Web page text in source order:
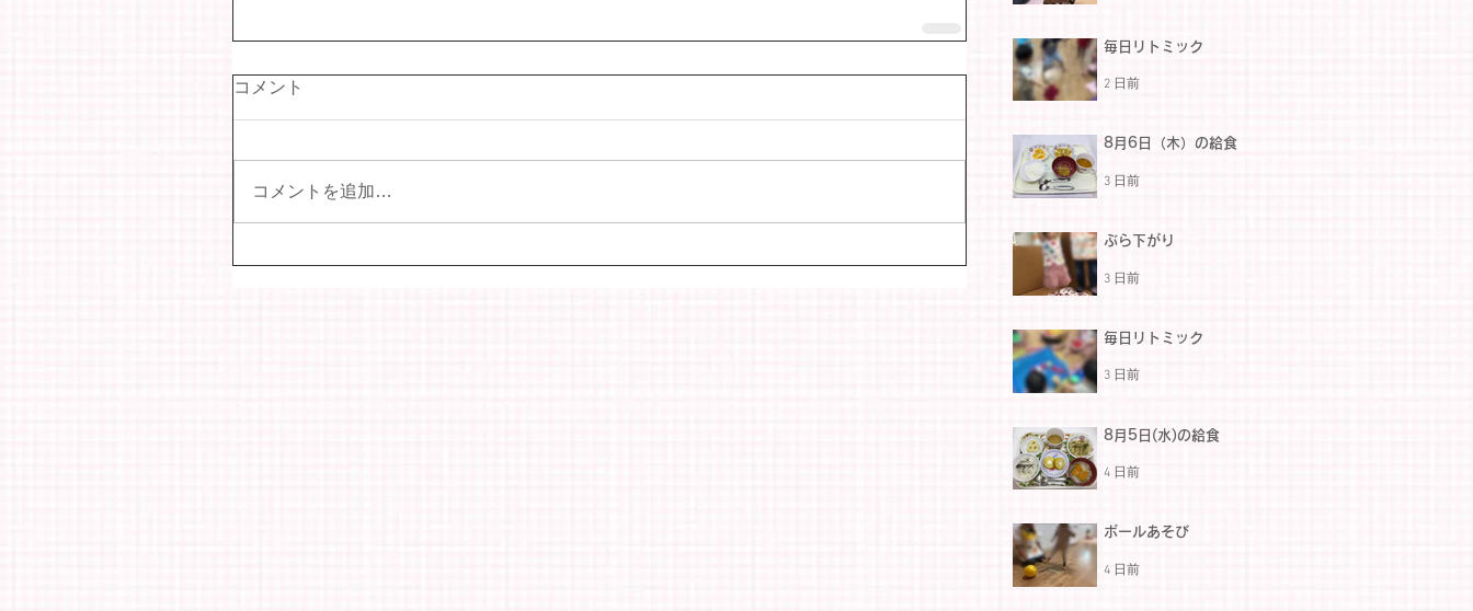
コメント
コメントを追加…
毎日リトミック
2 日前
8月6日（木）の給食
3 日前
ぶら下がり
3 日前
毎日リトミック
3 日前
8月5日(水)の給食
4 日前
ボールあそび
4 日前